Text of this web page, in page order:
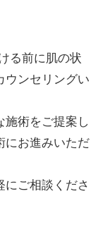
る前に肌の状
ウンセリングい
施術をご提案し
にお進みいただ
にご相談くださ